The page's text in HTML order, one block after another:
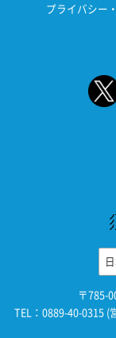
プライバシー
〒785-
TEL：0889-40-0315